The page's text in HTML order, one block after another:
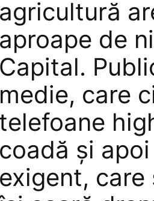
agricultură
aproape de
Capital.
medie, care
telefoane
coadă și
exigent,